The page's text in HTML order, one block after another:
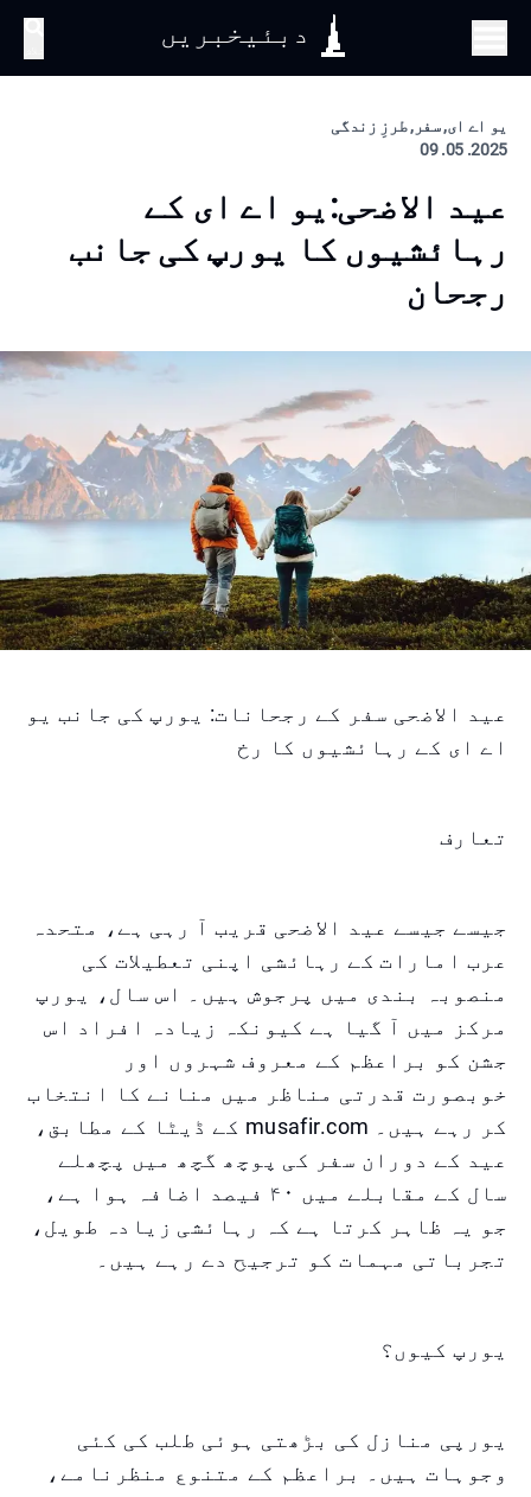
دبئیخبریں
یو اے ای, سفر, طرزِ زندگی
2025. 05. 09
عید الاضحی:یو اے ای کے
رہائشیوں کا یورپ کی جانب
رجحان
عید الاضحی سفر کے رجحانات: یورپ کی جانب یو
اے ای کے رہائشیوں کا رخ
تعارف
جیسے جیسے عید الاضحی قریب آ رہی ہے، متحدہ
عرب امارات کے رہائشی اپنی تعطیلات کی
منصوبہ بندی میں پرجوش ہیں۔ اس سال، یورپ
مرکز میں آ گیا ہے کیونکہ زیادہ افراد اس
جشن کو براعظم کے معروف شہروں اور
خوبصورت قدرتی مناظر میں منانے کا انتخاب
کر رہے ہیں۔ musafir.com کے ڈیٹا کے مطابق،
عید کے دوران سفر کی پوچھ گچھ میں پچھلے
سال کے مقابلے میں ۴۰ فیصد اضافہ ہوا ہے،
جو یہ ظاہر کرتا ہے کہ رہائشی زیادہ طویل،
تجرباتی مہمات کو ترجیح دے رہے ہیں۔
یورپ کیوں؟
یورپی منازل کی بڑھتی ہوئی طلب کی کئی
وجوہات ہیں۔ براعظم کے متنوع منظرنامے،